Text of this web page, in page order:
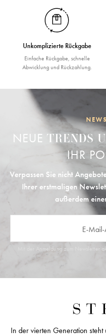
Unkomplizierte Rückgabe
Einfache Rückgabe, schnelle
Abwicklung und Rückzahlung.
NEUE TRENDS
IHR
Verpassen Sie nicht
Ihrer erstmaligen
außerdem
E-
Mit der Anmeldung zum Newsletter
In der vierten Generation steht